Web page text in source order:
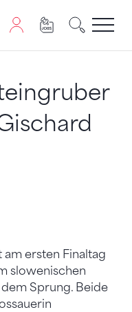
JavaScript benötigt.
ersten Finaltag
slowenischen
Sprung. Beide